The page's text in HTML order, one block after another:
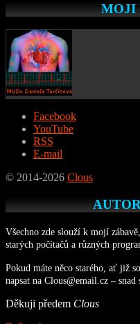
MOJI
Facebook
YouTube
RSS
E-mail
© 2014-2026 Clous
Všechno zde slouží k mojí
starých počítačů a různých
Pokud máte něco starého, ať již
napsat na Clous@email.cz – snad
Děkuji předem Clous